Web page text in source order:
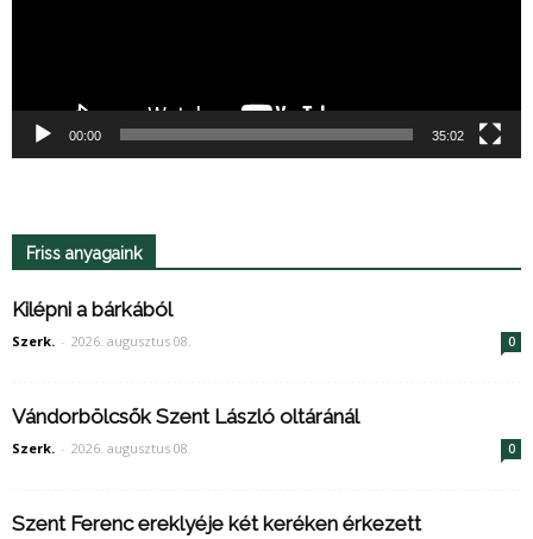
00:00 35:02
Friss anyagaink
Kilépni a bárkából
Szerk. - 2026. augusztus 08. 0
Vándorbölcsők Szent László oltáránál
Szerk. - 2026. augusztus 08. 0
Szent Ferenc ereklyéje két keréken érkezett